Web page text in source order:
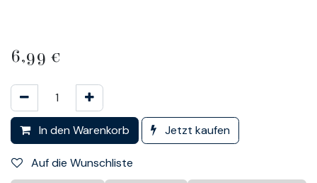
6,99 €
In den Warenkorb Jetzt kaufen
Auf die Wunschliste